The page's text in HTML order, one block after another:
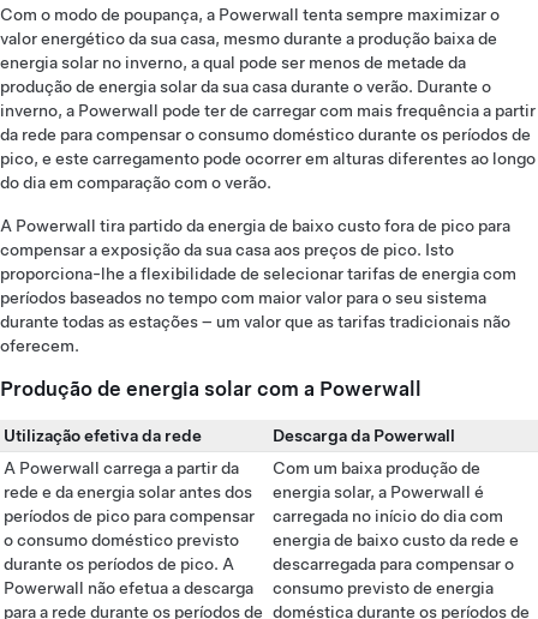
Com o modo de poupança, a Powerwall tenta sempre maximizar o
valor energético da sua casa, mesmo durante a produção baixa de
energia solar no inverno, a qual pode ser menos de metade da
produção de energia solar da sua casa durante o verão. Durante o
inverno, a Powerwall pode ter de carregar com mais frequência a partir
da rede para compensar o consumo doméstico durante os períodos de
pico, e este carregamento pode ocorrer em alturas diferentes ao longo
do dia em comparação com o verão.
A Powerwall tira partido da energia de baixo custo fora de pico para
compensar a exposição da sua casa aos preços de pico. Isto
proporciona-lhe a flexibilidade de selecionar tarifas de energia com
períodos baseados no tempo com maior valor para o seu sistema
durante todas as estações – um valor que as tarifas tradicionais não
oferecem.
Produção de energia solar com a Powerwall
Utilização efetiva da rede
Descarga da Powerwall
A Powerwall carrega a partir da
rede e da energia solar antes dos
períodos de pico para compensar
o consumo doméstico previsto
durante os períodos de pico. A
Powerwall não efetua a descarga
para a rede durante os períodos de
Com um baixa produção de
energia solar, a Powerwall é
carregada no início do dia com
energia de baixo custo da rede e
descarregada para compensar o
consumo previsto de energia
doméstica durante os períodos de